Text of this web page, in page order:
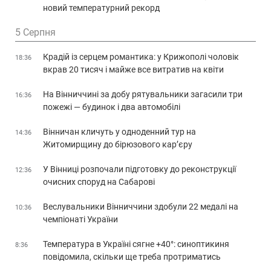
новий температурний рекорд
5 Серпня
18:36
Крадій із серцем романтика: у Крижополі чоловік
вкрав 20 тисяч і майже все витратив на квіти
16:36
На Вінниччині за добу рятувальники загасили три
пожежі — будинок і два автомобілі
14:36
Вінничан кличуть у одноденний тур на
Житомирщину до бірюзового кар’єру
12:36
У Вінниці розпочали підготовку до реконструкції
очисних споруд на Сабарові
10:36
Веслувальники Вінниччини здобули 22 медалі на
чемпіонаті України
8:36
Температура в Україні сягне +40°: синоптикиня
повідомила, скільки ще треба протриматись